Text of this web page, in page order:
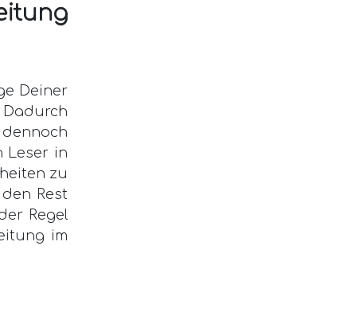
Deiner
Dadurch
Leser in
zu
Rest
Regel
im